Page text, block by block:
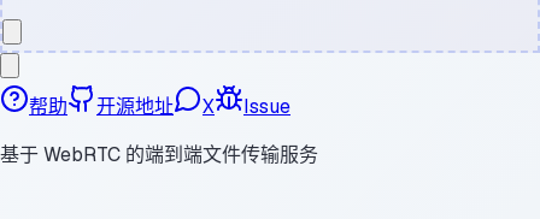
帮助 开源地址 X
Issue
基于 WebRTC 的端到端文件传输服务